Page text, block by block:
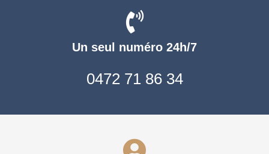
Un seul numéro 24h/7
0472 71 86 34